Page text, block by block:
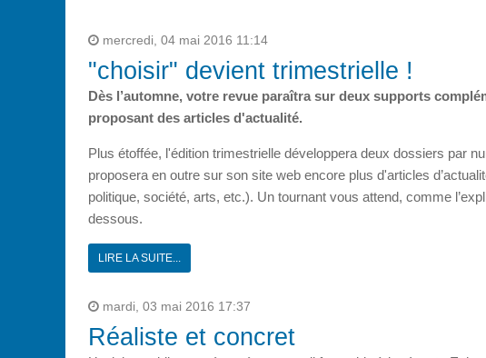
mercredi, 04 mai 2016 11:14
"choisir" devient trimestrielle !
Dès l’automne, votre revue paraîtra sur deux supports
proposant des articles d'actualité.
Plus étoffée, l'édition trimestrielle développera deux dossiers par
proposera en outre sur son site web encore plus d'articles
politique, société, arts, etc.). Un tournant vous attend, comme
dessous.
LIRE LA SUITE...
mardi, 03 mai 2016 17:37
Réaliste et concret